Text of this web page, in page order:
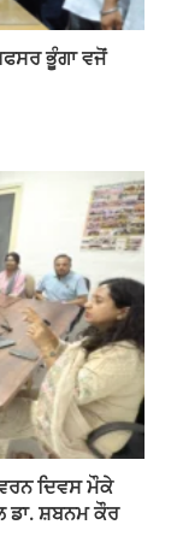
ਭੂੰਗਾ ਵਜੋਂ
ਦਿਵਸ ਮੌਕੇ
ਡਾ. ਸ਼ਬਨਮ ਕੌਰ